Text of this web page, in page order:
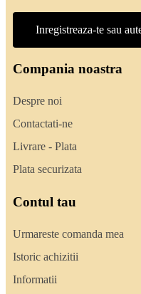
Inregistreaza-te sau
Compania noastra
Despre noi
Contactati-ne
Livrare - Plata
Plata securizata
Contul tau
Urmareste comanda mea
Istoric achizitii
Informatii